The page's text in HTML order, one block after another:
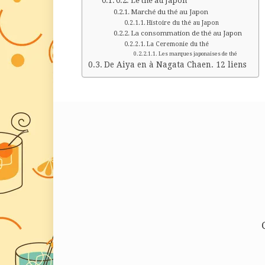
Marché du thé au Japon
Histoire du thé au Japon
La consommation de thé au Japon
La Ceremonie du thé
Les marques japonaises de thé
De Aiya en à Nagata Chaen. 12 liens